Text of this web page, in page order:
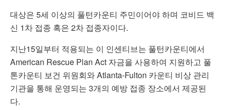
대상은 5세 이상의 풀턴카운티 주민이어야하며 코비드 백
신 1차 접종 혹은 2차 접종자이다.
지난15일부터 적용되는 이 인센티브는 풀턴카운티에서
American Rescue Plan Act 자금을 사용하여 지원하고 풀
톤카운티 보건 위원회와Atlanta-Fulton 카운티 비상 관리
기관을 통해 운영되는 3개의 예방 접종 장소에서 제공된
다.